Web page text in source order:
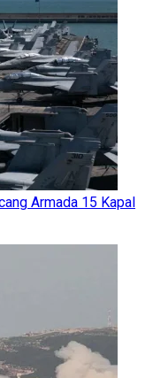
Armada 15 Kapal